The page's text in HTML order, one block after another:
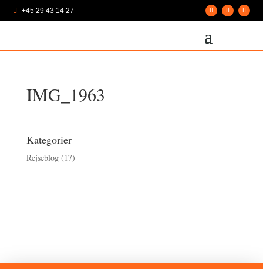
+45 29 43 14 27
IMG_1963
Kategorier
Rejseblog(17)